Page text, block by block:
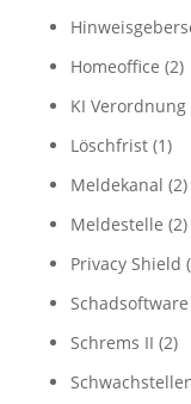
Homeoffice (2)
KI Verordnung
Löschfrist(1)
Meldekanal (2)
Meldestelle (2)
Privacy Shield
Schadsoftware
Schrems II (2)